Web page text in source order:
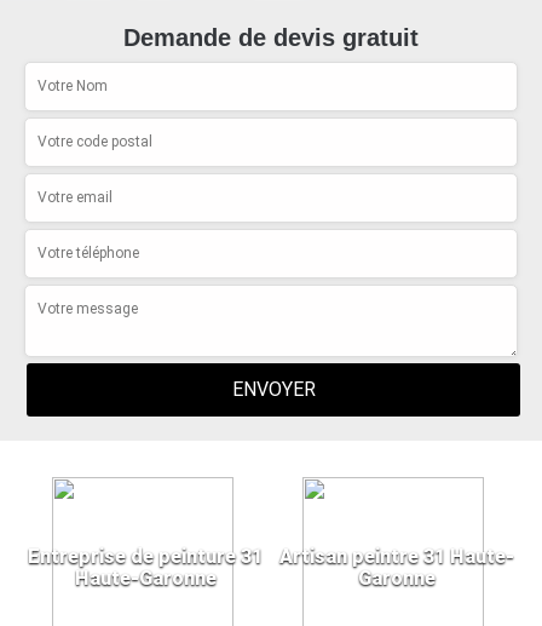
Demande de devis gratuit
Entreprise de peinture 31
Haute-Garonne
Artisan peintre 31 Haute-
Garonne